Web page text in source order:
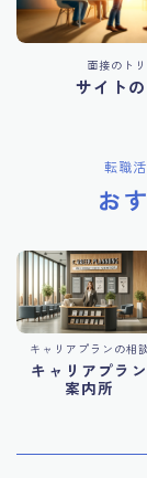
面接のト
サイト
転職
お
キャリアプランの相
キャリアプラン
案内所